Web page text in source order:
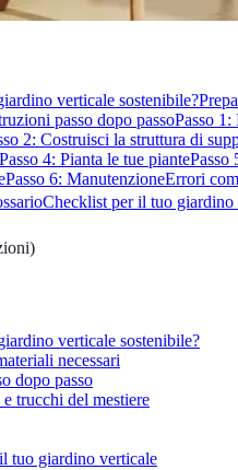
verticale sostenibile?
passo dopo passoPasso 1:
2: Costruisci la struttura di
Passo 4: Pianta le tue piantePasso
Passo 6: ManutenzioneErrori
Checklist per il tuo giardino
)
verticale sostenibile?
necessari
dopo passo
trucchi del mestiere
tuo giardino verticale